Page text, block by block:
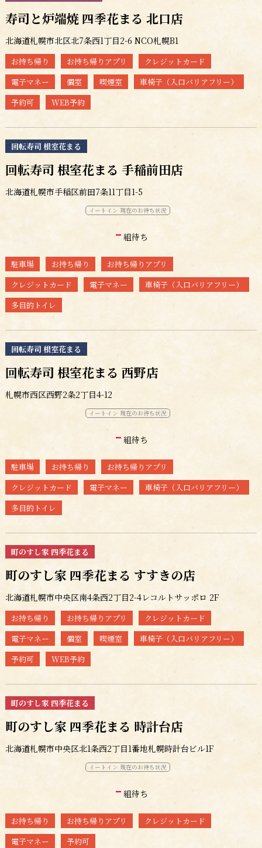
寿司と炉端焼 四季花まる 北口店
北海道札幌市北区北7条西1丁目2-6 NCO札幌B1
お持ち帰り お持ち帰りアプリ
クレジットカード
電子マネー
個室 喫煙室
車椅子（入口バリアフリー）
予約可
WEB予約
回転寿司 根室花まる 手稲前田店
回転寿司 根室花まる
北海道札幌市手稲区前田7条11丁目1-5
イートイン 現在のお待ち状況
- 組待ち
駐車場 お持ち帰り
お持ち帰りアプリ
クレジットカード
電子マネー
車椅子（入口バリアフリー）
多目的トイレ
回転寿司 根室花まる 西野店
回転寿司 根室花まる
札幌市西区西野2条2丁目4-12
イートイン 現在のお待ち状況
- 組待ち
駐車場 お持ち帰り
お持ち帰りアプリ
クレジットカード
電子マネー
車椅子（入口バリアフリー）
多目的トイレ
町のすし家 四季花まる すすきの店
町のすし家 四季花まる
北海道札幌市中央区南4条西2丁目2-4レコルトサッポロ 2F
お持ち帰り お持ち帰りアプリ
クレジットカード
電子マネー
個室 喫煙室
車椅子（入口バリアフリー）
予約可
WEB予約
町のすし家 四季花まる 時計台店
町のすし家 四季花まる
北海道札幌市中央区北1条西2丁目1番地札幌時計台ビル1F
イートイン 現在のお待ち状況
- 組待ち
お持ち帰り お持ち帰りアプリ
クレジットカード
電子マネー
予約可